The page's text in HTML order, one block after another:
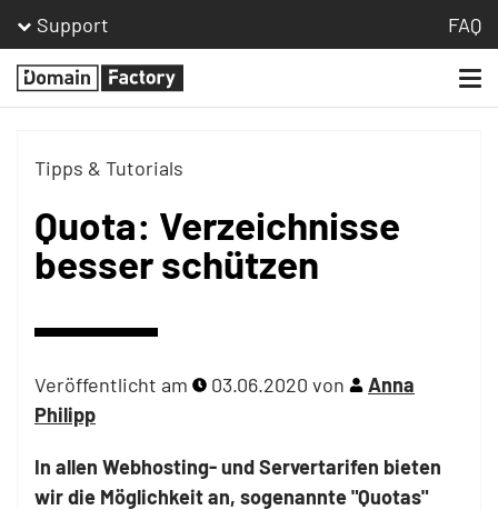
Support FAQ
Homepage
Tipps & Tutorials
Quota: Verzeichnisse
besser schützen
Veröffentlicht am 03.06.2020 von
Anna
Philipp
In allen Webhosting- und Servertarifen bieten
wir die Möglichkeit an, sogenannte "Quotas"